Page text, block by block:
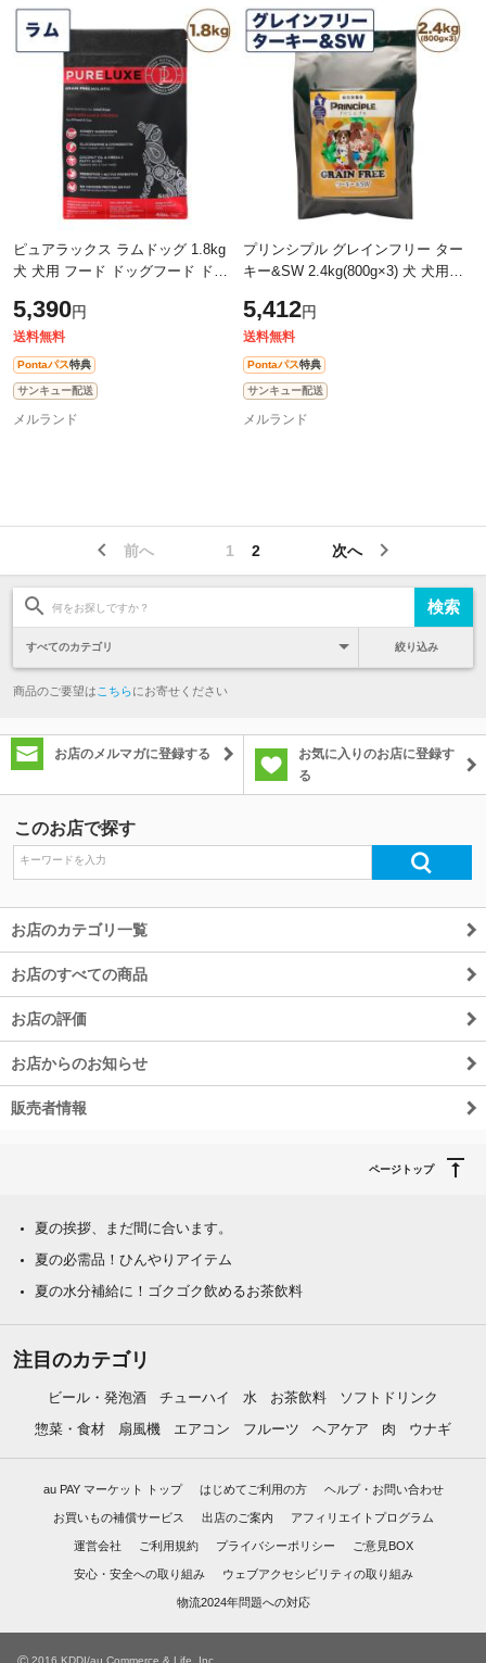
ピュアラックス ラムドッグ 1.8kg
犬 犬用 フード ドッグフード ドラ
5,390円
送料無料
Pontaパス特典
サンキュー配送
メルランド
プリンシプル グレインフリー ター
キー&SW 2.4kg(800g×3) 犬 犬用
無添加 無着色 安心 安全
5,412円
送料無料
Pontaパス特典
サンキュー配送
メルランド
前へ 次へ
1 2
絞り込み
商品のご要望は こちらにお寄せください
お店のメルマガに登録する
お気に入りのお店に登録す
る
このお店で探す
お店のカテゴリ一覧
お店のすべての商品
お店の評価
お店からのお知らせ
販売者情報
ページトップ
夏の挨拶、まだ間に合います。
夏の必需品！ひんやりアイテム
夏の水分補給に！ゴクゴク飲めるお茶飲料
注目のカテゴリ
ビール・発泡酒 チューハイ 水 お茶飲料
ソフトドリンク
惣菜・食材
扇風機 エアコン フルーツ ヘアケア 肉 ウナギ
au PAY マーケット トップ はじめてご利用の方 ヘルプ・お問い合わせ
お買いもの補償サービス 出店のご案内 アフィリエイトプログラム
運営会社 ご利用規約 プライバシーポリシー ご意見BOX
安心・安全への取り組み ウェブアクセシビリティの取り組み
物流2024年問題への対応
2016 KDDI/au Commerce & Life, Inc.